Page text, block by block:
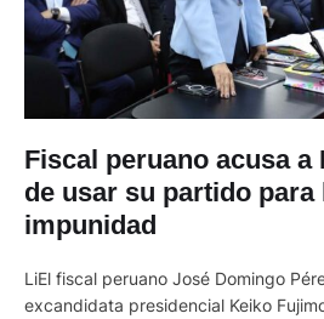
Fiscal peruano acusa
de usar su partido
impunidad
LiEl fiscal peruano José Domingo
excandidata presidencial Keiko